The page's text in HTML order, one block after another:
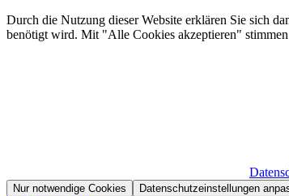
Durch die Nutzung dieser Website erklären Sie sich
benötigt wird. Mit "Alle Cookies akzeptieren"
Nur notwendige Cookies Datenschutzeinstellungen